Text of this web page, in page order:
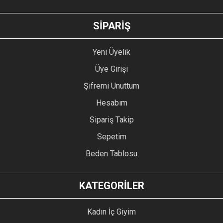
GÖNDER
SİPARİŞ
Yeni Üyelik
Üye Girişi
Şifremi Unuttum
Hesabım
Sipariş Takip
Sepetim
Beden Tablosu
KATEGORİLER
Kadın İç Giyim